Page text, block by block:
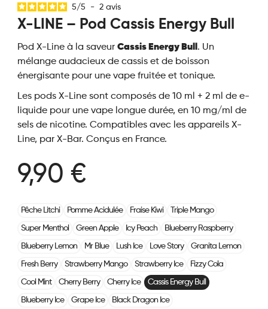
5/5 - 2 avis
X-LINE – Pod Cassis Energy Bull
Pod X-Line à la saveur Cassis Energy Bull . Un
mélange audacieux de cassis et de boisson
énergisante pour une vape fruitée et tonique.
Les pods X-Line sont composés de 10 ml + 2 ml de e-
liquide pour une vape longue durée, en 10 mg/ml de
sels de nicotine. Compatibles avec les appareils X-
Line, par X-Bar. Conçus en France.
9,90 €
Pêche Litchi Pomme Acidulée Fraise Kiwi Triple Mango
Super Menthol Green Apple Icy Peach Blueberry Raspberry
Blueberry Lemon Mr Blue Lush Ice Love Story Granita Lemon
Fresh Berry Strawberry Mango Strawberry Ice Fizzy Cola
Cool Mint Cherry Berry Cherry Ice Cassis Energy Bull
Blueberry Ice Grape Ice Black Dragon Ice